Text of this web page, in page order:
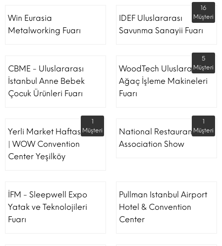
Win Eurasia
Metalworking Fuarı
IDEF Uluslararası
Savunma Sanayii Fuarı
16
Müşteri
CBME - Uluslararası
İstanbul Anne Bebek
Çocuk Ürünleri Fuarı
WoodTech Uluslararası
Ağaç İşleme Makineleri
Fuarı
5
Müşteri
Yerli Market Haftası Fuarı
| WOW Convention
Center Yeşilköy
1
Müşteri
National Restaurant
Association Show
1
Müşteri
İFM - Sleepwell Expo
Yatak ve Teknolojileri
Fuarı
Pullman Istanbul Airport
Hotel & Convention
Center